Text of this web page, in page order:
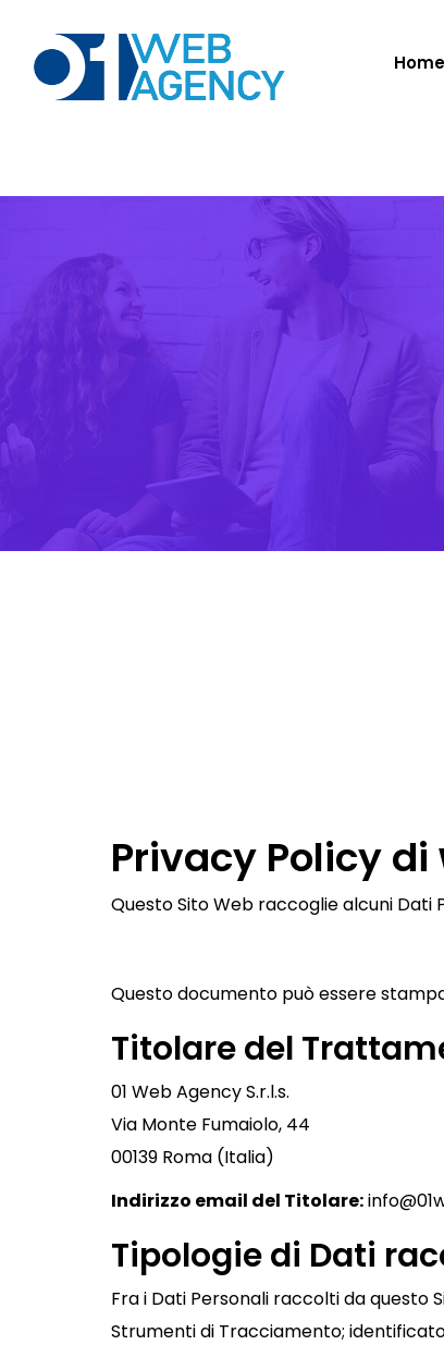
Home
Privacy Policy di
Questo Sito Web raccoglie alcuni Dati
Questo documento può essere
Titolare del
01 Web Agency S.r.l.s.
Via Monte Fumaiolo, 44
00139 Roma (Italia)
Indirizzo email del Titolare:
Tipologie di Dati
Fra i Dati Personali raccolti da questo
Strumenti di Tracciamento;